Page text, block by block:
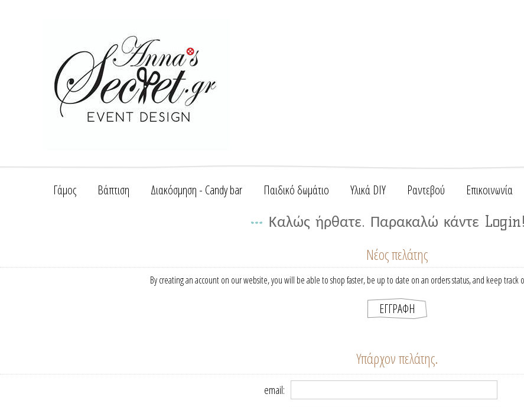
Γάμος Βάπτιση Διακόσμηση - Candy bar Παιδικό δωμάτιο Υλικά DIY Ραντεβού Επικοινωνία
Καλώς ήρθατε. Παρακαλώ κάντε Login!
Νέος πελάτης
By creating an account on our website, you will be able to shop faster, be up to date on an orders status, and keep track
Υπάρχον πελάτης.
email: